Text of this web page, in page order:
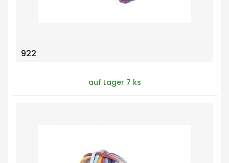
922
auf Lager 7 ks